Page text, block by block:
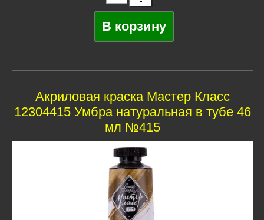
Акриловая краска Мастер Класс
12304415 Умбра натуральная в тубе 46
мл №415